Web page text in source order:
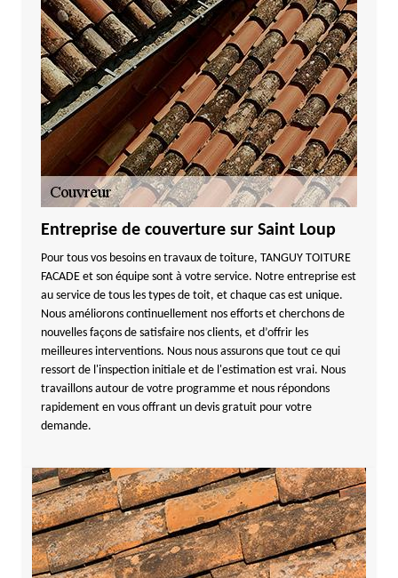
Entreprise de couverture sur Saint Loup
Pour tous vos besoins en travaux de toiture, TANGUY TOITURE
FACADE et son équipe sont à votre service. Notre entreprise est
au service de tous les types de toit, et chaque cas est unique.
Nous améliorons continuellement nos efforts et cherchons de
nouvelles façons de satisfaire nos clients, et d’offrir les
meilleures interventions. Nous nous assurons que tout ce qui
ressort de l'inspection initiale et de l'estimation est vrai. Nous
travaillons autour de votre programme et nous répondons
rapidement en vous offrant un devis gratuit pour votre
demande.